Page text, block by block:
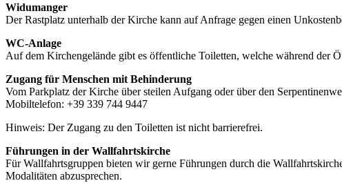
Widumanger
Der Rastplatz unterhalb der Kirche kann auf Anfrage gegen einen
WC-Anlage
Auf dem Kirchengelände gibt es öffentliche Toiletten, welche während der
Zugang für Menschen mit Behinderung
Vom Parkplatz der Kirche über steilen Aufgang oder über den
Mobiltelefon: +39 339 744 9447
Hinweis: Der Zugang zu den Toiletten ist nicht barrierefrei.
Führungen in der Wallfahrtskirche
Für Wallfahrtsgruppen bieten wir gerne Führungen durch die
Modalitäten abzusprechen.